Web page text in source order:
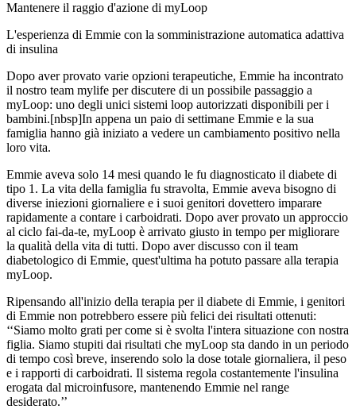
Mantenere il raggio d'azione di myLoop
L'esperienza di Emmie con la somministrazione automatica adattiva
di insulina
Dopo aver provato varie opzioni terapeutiche, Emmie ha incontrato
il nostro team mylife per discutere di un possibile passaggio a
myLoop: uno degli unici sistemi loop autorizzati disponibili per i
bambini.[nbsp]In appena un paio di settimane Emmie e la sua
famiglia hanno già iniziato a vedere un cambiamento positivo nella
loro vita.
Emmie aveva solo 14 mesi quando le fu diagnosticato il diabete di
tipo 1. La vita della famiglia fu stravolta, Emmie aveva bisogno di
diverse iniezioni giornaliere e i suoi genitori dovettero imparare
rapidamente a contare i carboidrati. Dopo aver provato un approccio
al ciclo fai-da-te, myLoop è arrivato giusto in tempo per migliorare
la qualità della vita di tutti. Dopo aver discusso con il team
diabetologico di Emmie, quest'ultima ha potuto passare alla terapia
myLoop.
Ripensando all'inizio della terapia per il diabete di Emmie, i genitori
di Emmie non potrebbero essere più felici dei risultati ottenuti:
‘‘Siamo molto grati per come si è svolta l'intera situazione con nostra
figlia. Siamo stupiti dai risultati che myLoop sta dando in un periodo
di tempo così breve, inserendo solo la dose totale giornaliera, il peso
e i rapporti di carboidrati. Il sistema regola costantemente l'insulina
erogata dal microinfusore, mantenendo Emmie nel range
desiderato.’’